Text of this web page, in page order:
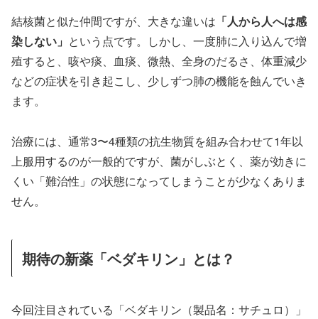
結核菌と似た仲間ですが、大きな違いは 「人から人へは感
染しない」 という点です。しかし、一度肺に入り込んで増
殖すると、咳や痰、血痰、微熱、全身のだるさ、体重減少
などの症状を引き起こし、少しずつ肺の機能を蝕んでいき
ます。
治療には、通常3〜4種類の抗生物質を組み合わせて1年以
上服用するのが一般的ですが、菌がしぶとく、薬が効きに
くい「難治性」の状態になってしまうことが少なくありま
せん。
期待の新薬「ベダキリン」とは？
今回注目されている「ベダキリン（製品名：サチュロ）」